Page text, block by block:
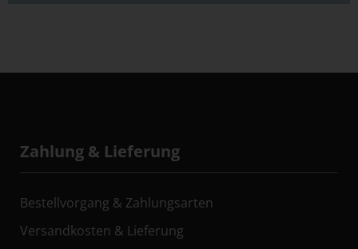
Zahlung & Lieferung
Bestellvorgang & Zahlungsarten
Versandkosten & Lieferung